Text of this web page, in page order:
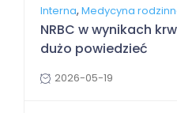
Interna,Medycyna
NRBC w wynikach
dużo powiedzieć
2026-05-19